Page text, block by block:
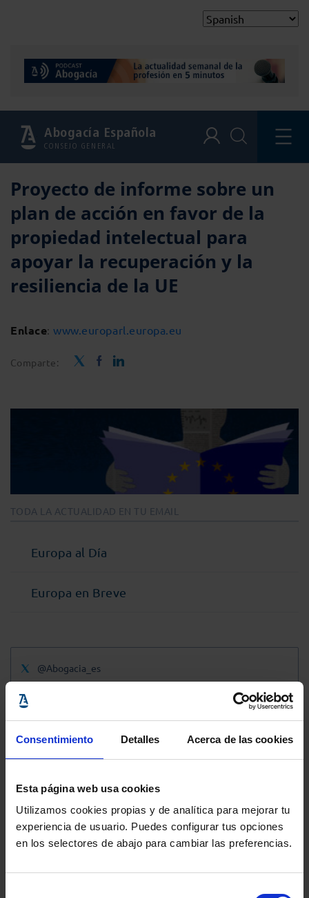
Consentimiento Detalles Acerca de las cookies
Esta página web usa cookies
Utilizamos cookies propias y de analítica para mejorar tu
experiencia de usuario. Puedes configurar tus opciones
en los selectores de abajo para cambiar las preferencias.
Abogacía Española
CONSEJO GENERAL
Proyecto de informe sobre un
plan de acción en favor de la
propiedad intelectual para
apoyar la recuperación y la
resiliencia de la UE
Enlace:www.europarl.europa.eu
Comparte:
TODA LA ACTUALIDAD EN TU EMAIL
Europa al Día
Europa en Breve
@Abogacia_es